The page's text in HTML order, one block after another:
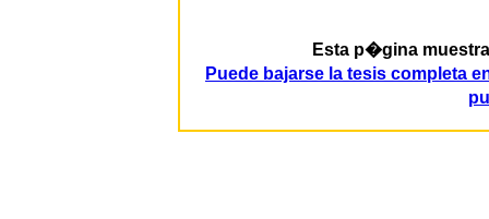
Esta p�gina
Puede bajarse la tesis completa